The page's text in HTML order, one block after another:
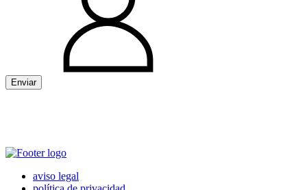
Enviar
aviso legal